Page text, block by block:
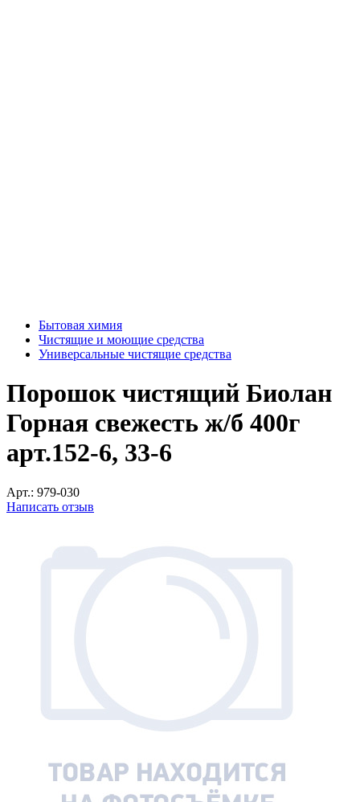
Бытовая химия
Чистящие и моющие средства
Универсальные чистящие средства
Порошок чистящий Биолан
Горная свежесть ж/б 400г
арт.152-6, 33-6
Арт.: 979-030
Написать отзыв